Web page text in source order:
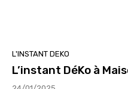
L'INSTANT DEKO
L’instant DéKo à